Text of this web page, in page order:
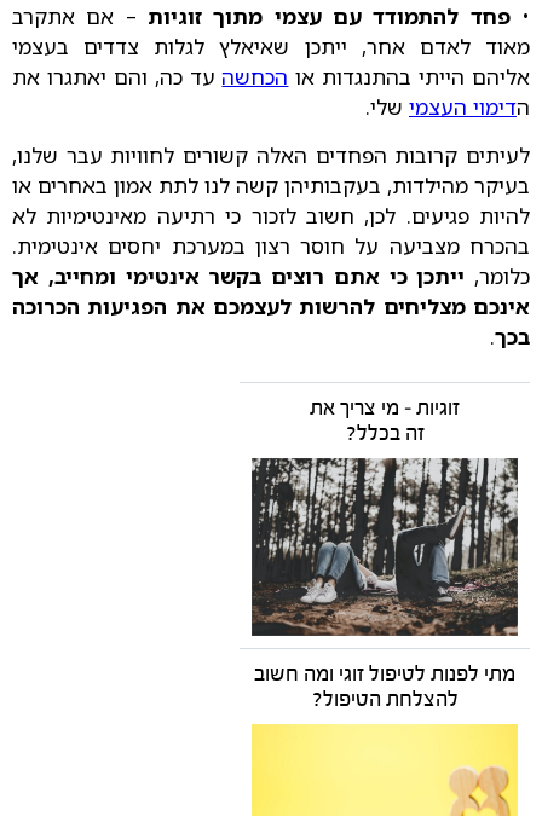
•פחד להתמודד עם עצמי מתוך זוגיות – אם אתקרב
מאוד לאדם אחר, ייתכן שאיאלץ לגלות צדדים בעצמי
אליהם הייתי בהתנגדות או הכחשהעד כה, והם יאתגרו את
הדימוי העצמי שלי.
לעיתים קרובות הפחדים האלה קשורים לחוויות עבר שלנו,
בעיקר מהילדות, בעקבותיהן קשה לנו לתת אמון באחרים או
להיות פגיעים. לכן, חשוב לזכור כי רתיעה מאינטימיות לא
בהכרח מצביעה על חוסר רצון במערכת יחסים אינטימית.
כלומר, ייתכן כי אתם רוצים בקשר אינטימי ומחייב, אך
אינכם מצליחים להרשות לעצמכם את הפגיעות הכרוכה
בכך.
זוגיות – מי צריך את
זה בכלל?
מתי לפנות לטיפול זוגי ומה חשוב
להצלחת הטיפול?